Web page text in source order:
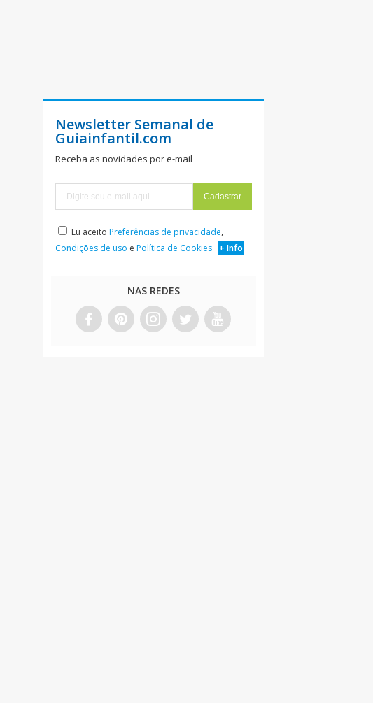
Newsletter Semanal de
Guiainfantil.com
Receba as novidades por e-mail
Eu aceito Preferências de privacidade,
Condições de uso e Política de Cookies + Info
NAS REDES